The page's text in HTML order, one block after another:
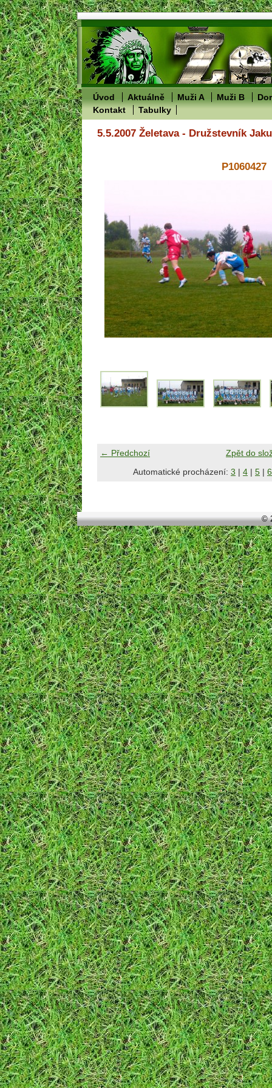
Úvod Aktuálně Muži A Muži B
Kontakt
Tabulky
5.5.2007 Želetava - Družstevník
P1060427
← Předchozí
Zpět do
Automatické procházení: 3 | 4 | 5 | 6
©